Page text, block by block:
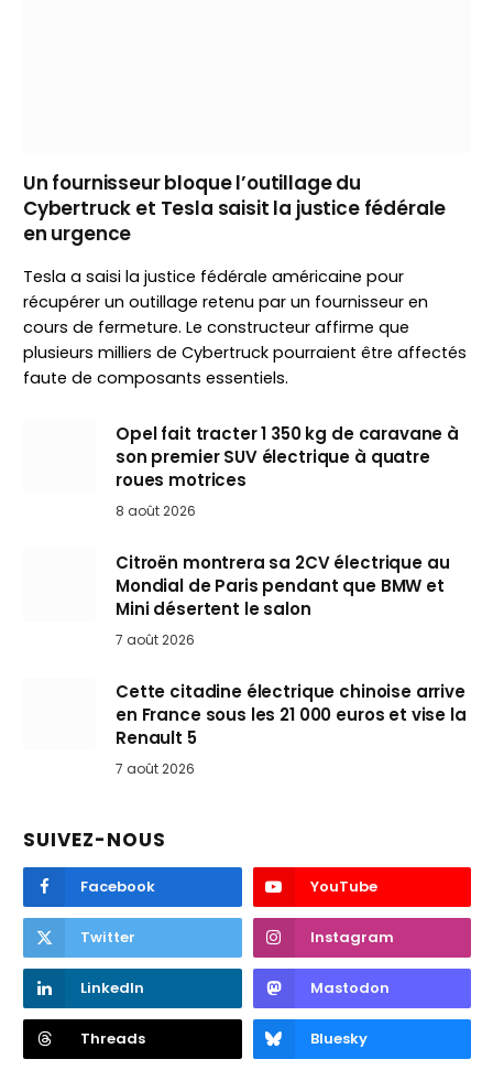
Un fournisseur bloque l’outillage du
Cybertruck et Tesla saisit la justice fédérale
en urgence
Tesla a saisi la justice fédérale américaine pour
récupérer un outillage retenu par un fournisseur en
cours de fermeture. Le constructeur affirme que
plusieurs milliers de Cybertruck pourraient être affectés
faute de composants essentiels.
Opel fait tracter 1 350 kg de caravane à
son premier SUV électrique à quatre
roues motrices
8 août 2026
Citroën montrera sa 2CV électrique au
Mondial de Paris pendant que BMW et
Mini désertent le salon
7 août 2026
Cette citadine électrique chinoise arrive
en France sous les 21 000 euros et vise la
Renault 5
7 août 2026
SUIVEZ-NOUS
Facebook YouTube
Twitter Instagram
LinkedIn Mastodon
Threads Bluesky